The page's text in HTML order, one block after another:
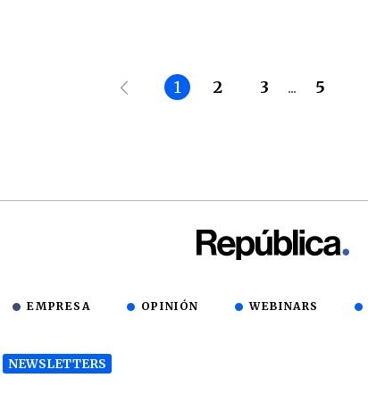
1 2 3 ... 5
EMPRESA OPINIÓN WEBINARS
NEWSLETTERS